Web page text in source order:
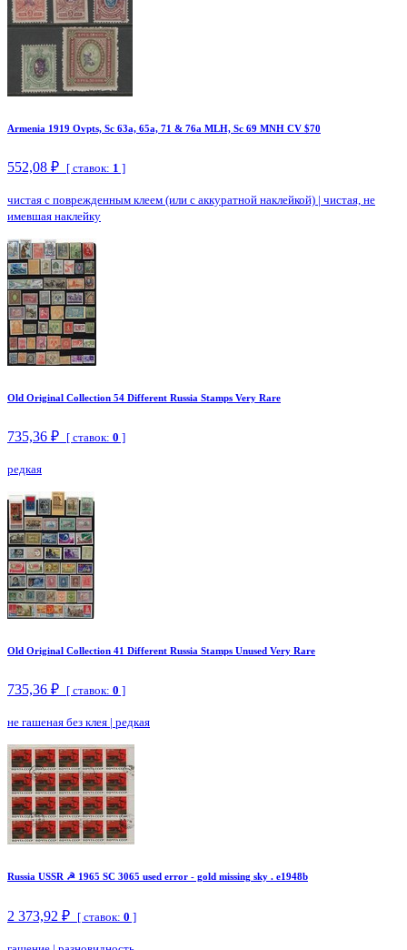
Armenia 1919 Ovpts, Sc 63a, 65a, 71 & 76a MLH, Sc 69 MNH CV $70
552,08 ₽ [ ставок: 1 ]
чистая с поврежденным клеем (или с аккуратной наклейкой) | чистая, не
имевшая наклейку
Old Original Collection 54 Different Russia Stamps Very Rare
735,36 ₽ [ ставок: 0 ]
редкая
Old Original Collection 41 Different Russia Stamps Unused Very Rare
735,36 ₽ [ ставок: 0 ]
не гашеная без клея | редкая
Russia USSR ☭ 1965 SC 3065 used error - gold missing sky . e1948b
2 373,92 ₽ [ ставок: 0 ]